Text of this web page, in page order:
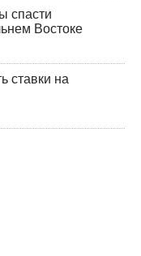
спасти
Востоке
ставки на